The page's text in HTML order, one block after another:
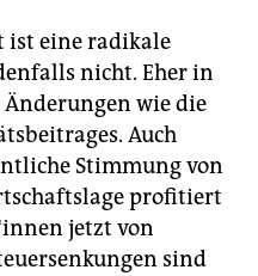
ist eine radikale
nicht. Eher in
wie die
Auch
Stimmung von
profitiert
jetzt von
sind